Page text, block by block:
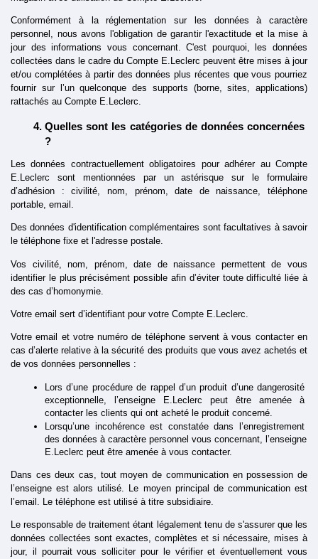
Conformément à la réglementation sur les données à caractère
personnel, nous avons l'obligation de garantir l'exactitude et la mise à
jour des informations vous concernant. C'est pourquoi, les données
collectées dans le cadre du Compte E.Leclerc peuvent être mises à jour
et/ou complétées à partir des données plus récentes que vous pourriez
fournir sur l’un quelconque des supports (borne, sites, applications)
rattachés au Compte E.Leclerc.
Quelles sont les catégories de données concernées
?
Les données contractuellement obligatoires pour adhérer au Compte
E.Leclerc sont mentionnées par un astérisque sur le formulaire
d’adhésion : civilité, nom, prénom, date de naissance, téléphone
portable, email.
Des données d'identification complémentaires sont facultatives à savoir
le téléphone fixe et l'adresse postale.
Vos civilité, nom, prénom, date de naissance permettent de vous
identifier le plus précisément possible afin d’éviter toute difficulté liée à
des cas d’homonymie.
Votre email sert d’identifiant pour votre Compte E.Leclerc.
Votre email et votre numéro de téléphone servent à vous contacter en
cas d’alerte relative à la sécurité des produits que vous avez achetés et
de vos données personnelles :
Lors d’une procédure de rappel d’un produit d’une dangerosité
exceptionnelle, l’enseigne E.Leclerc peut être amenée à
contacter les clients qui ont acheté le produit concerné.
Lorsqu’une incohérence est constatée dans l’enregistrement
des données à caractère personnel vous concernant, l’enseigne
E.Leclerc peut être amenée à vous contacter.
Dans ces deux cas, tout moyen de communication en possession de
l’enseigne est alors utilisé. Le moyen principal de communication est
l’email. Le téléphone est utilisé à titre subsidiaire.
Le responsable de traitement étant légalement tenu de s'assurer que les
données collectées sont exactes, complètes et si nécessaire, mises à
jour, il pourrait vous solliciter pour le vérifier et éventuellement vous